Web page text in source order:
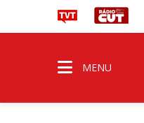
MENU